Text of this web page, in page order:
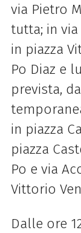
via Pietro
tutta; in via
in piazza
Po Diaz e
prevista,
in piazza
piazza
Po e via
Vittorio
Dalle ore